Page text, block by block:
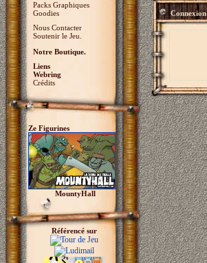
Packs Graphiques
Goodies
Nous Contacter
Soutenir le Jeu.
Notre Boutique.
Liens
Webring
Crédits
Ze Figurines
MountyHall
Référencé sur
Connexion